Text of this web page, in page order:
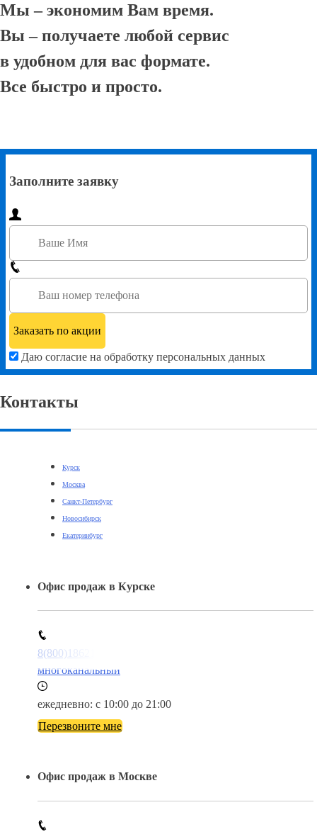
Мы – экономим Вам время.
Вы – получаете любой сервис
в удобном для вас формате.
Все быстро и просто.
Заполните заявку
Даю согласие на обработку персональных данных
Контакты
Курск
Москва
Санкт-Петербург
Новосибирск
Екатеринбург
Офис продаж в Курске
8(800)1862102
многоканальный
ежедневно: с 10:00 до 21:00
Перезвоните мне
Офис продаж в Москве